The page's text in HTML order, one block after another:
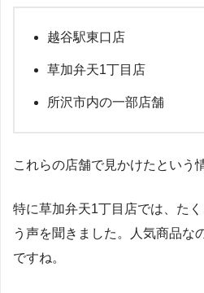
越谷駅東口店
草加弁天1丁目店
所沢市内の一部店舗
これらの店舗で見かけたという
特に草加弁天1丁目店では、た
う声を聞きました。人気商品な
ですね。